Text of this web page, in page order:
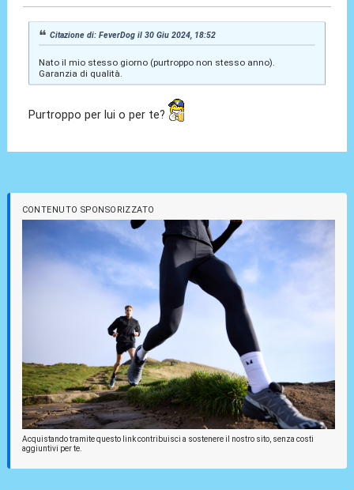
Citazione di: FeverDog il 30 Giu 2024, 18:52
Nato il mio stesso giorno (purtroppo non stesso anno).
Garanzia di qualità.
Purtroppo per lui o per te?
CONTENUTO SPONSORIZZATO
Acquistando tramite questo link contribuisci a sostenere il nostro sito, senza costi
aggiuntivi per te.